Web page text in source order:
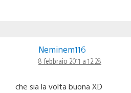
Neminem116
8 febbraio 2011 a 12:28
che sia la volta buona XD